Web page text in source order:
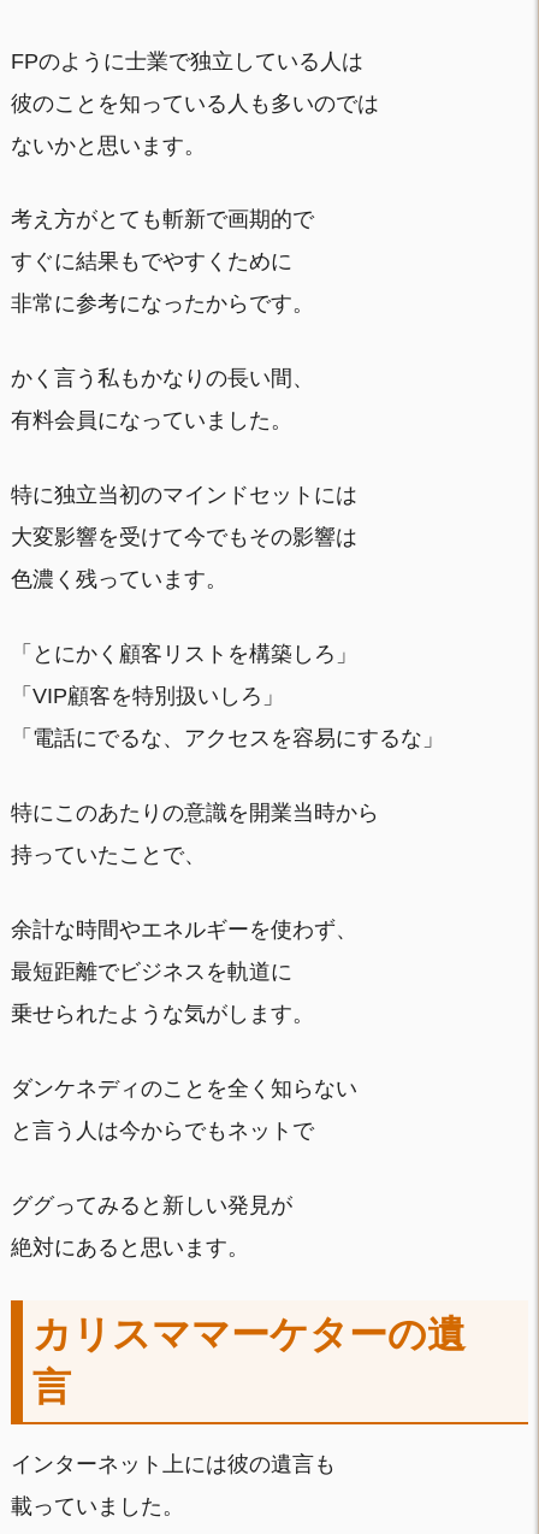
FPのように士業で独立している人は
彼のことを知っている人も多いのでは
ないかと思います。
考え方がとても斬新で画期的で
すぐに結果もでやすくために
非常に参考になったからです。
かく言う私もかなりの長い間、
有料会員になっていました。
特に独立当初のマインドセットには
大変影響を受けて今でもその影響は
色濃く残っています。
「とにかく顧客リストを構築しろ」
「VIP顧客を特別扱いしろ」
「電話にでるな、アクセスを容易にするな」
特にこのあたりの意識を開業当時から
持っていたことで、
余計な時間やエネルギーを使わず、
最短距離でビジネスを軌道に
乗せられたような気がします。
ダンケネディのことを全く知らない
と言う人は今からでもネットで
ググってみると新しい発見が
絶対にあると思います。
カリスママーケターの遺
言
インターネット上には彼の遺言も
載っていました。